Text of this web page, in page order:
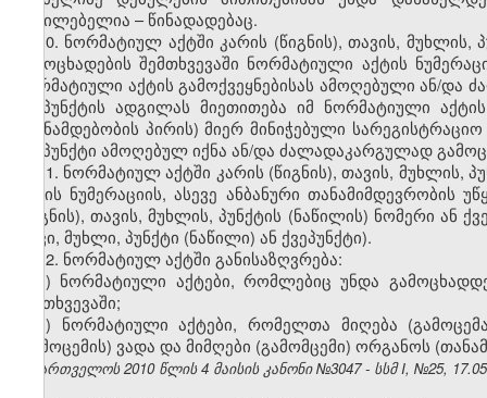
აუცილებელია – წინადადებაც.
10. ნორმატიულ აქტში კარის (წიგნის), თავის,
გამოცხადების შემთხვევაში ნორმატიული აქტის
ნორმატიული აქტის გამოქვეყნებისას ამოღებული ან/და
ქვეპუნქტის ადგილას მიეთითება იმ ნორმატიული
(თანამდებობის პირის) მიერ მინიჭებული
ქვეპუნქტი ამოღებულ იქნა ან/და ძალადაკარგულად
11. ნორმატიულ აქტში კარის (წიგნის), თავის, მუხლის,
აქტის ნუმერაციის, ასევე ანბანური თანამიმდევრობის
(წიგნის), თავის, მუხლის, პუნქტის (ნაწილის) ნომერი ან
თავი, მუხლი, პუნქტი (ნაწილი) ან ქვეპუნქტი).
12. ნორმატიულ აქტში განისაზღვრება:
ა) ნორმატიული აქტები, რომლებიც უნდა
შემთხვევაში;
ბ) ნორმატიული აქტები, რომელთა მიღება
(გამოცემის) ვადა და მიმღები (გამომცემი) ორგანოს
საქართველოს 2010 წლის 4 მაისის კანონი №3047 - სსმ I, №25,